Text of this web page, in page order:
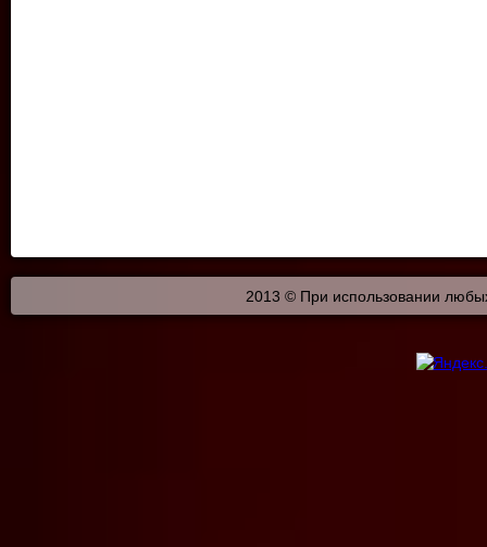
2013 © При использовании